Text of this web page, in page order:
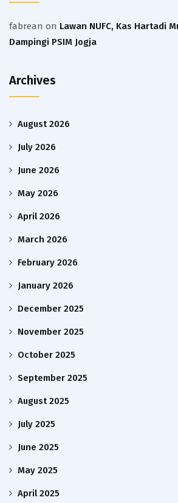
fabrean on Lawan NUFC, Kas Hartadi
Dampingi PSIM Jogja
Archives
August 2026
July 2026
June 2026
May 2026
April 2026
March 2026
February 2026
January 2026
December 2025
November 2025
October 2025
September 2025
August 2025
July 2025
June 2025
May 2025
April 2025